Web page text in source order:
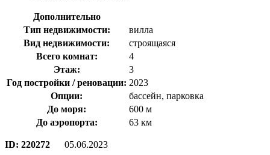
Дополнительно
Тип недвижимости:
вилла
Вид недвижимости:
строящаяся
Всего комнат:
4
Этаж:
3
Год постройки / реновации: 2023
Опции:
бассейн, парковка
До моря:
600 м
До аэропорта:
63 км
ID: 220272
05.06.2023